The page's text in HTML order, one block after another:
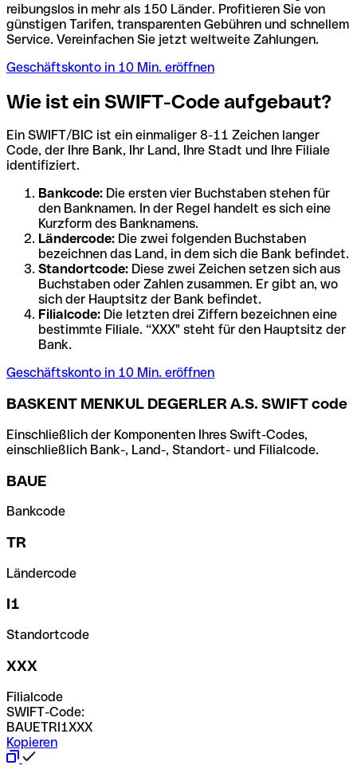
reibungslos in mehr als 150 Länder. Profitieren Sie von
günstigen Tarifen, transparenten Gebühren und schnellem
Service. Vereinfachen Sie jetzt weltweite Zahlungen.
Geschäftskonto in 10 Min. eröffnen
Wie ist ein SWIFT-Code aufgebaut?
Ein SWIFT/BIC ist ein einmaliger 8-11 Zeichen langer
Code, der Ihre Bank, Ihr Land, Ihre Stadt und Ihre Filiale
identifiziert.
Bankcode: Die ersten vier Buchstaben stehen für
den Banknamen. In der Regel handelt es sich eine
Kurzform des Banknamens.
Ländercode: Die zwei folgenden Buchstaben
bezeichnen das Land, in dem sich die Bank befindet.
Standortcode: Diese zwei Zeichen setzen sich aus
Buchstaben oder Zahlen zusammen. Er gibt an, wo
sich der Hauptsitz der Bank befindet.
Filialcode: Die letzten drei Ziffern bezeichnen eine
bestimmte Filiale. “XXX" steht für den Hauptsitz der
Bank.
Geschäftskonto in 10 Min. eröffnen
BASKENT MENKUL DEGERLER A.S. SWIFT code
Einschließlich der Komponenten Ihres Swift-Codes,
einschließlich Bank-, Land-, Standort- und Filialcode.
BAUE
Bankcode
TR
Ländercode
I1
Standortcode
XXX
Filialcode
SWIFT-Code:
BAUETRI1XXX
Kopieren